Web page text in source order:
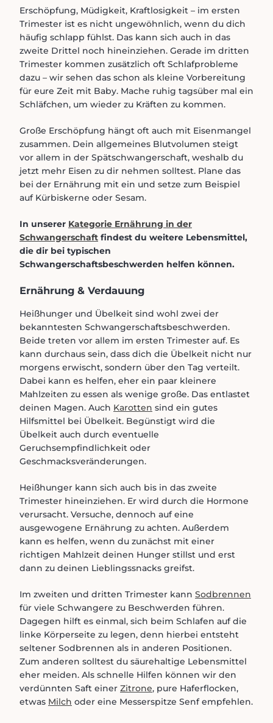
Erschöpfung, Müdigkeit, Kraftlosigkeit – im ersten
Trimester ist es nicht ungewöhnlich, wenn du dich
häufig schlapp fühlst. Das kann sich auch in das
zweite Drittel noch hineinziehen. Gerade im dritten
Trimester kommen zusätzlich oft Schlafprobleme
dazu – wir sehen das schon als kleine Vorbereitung
für eure Zeit mit Baby. Mache ruhig tagsüber mal ein
Schläfchen, um wieder zu Kräften zu kommen.
Große Erschöpfung hängt oft auch mit Eisenmangel
zusammen. Dein allgemeines Blutvolumen steigt
vor allem in der Spätschwangerschaft, weshalb du
jetzt mehr Eisen zu dir nehmen solltest. Plane das
bei der Ernährung mit ein und setze zum Beispiel
auf Kürbiskerne oder Sesam.
In unserer Kategorie Ernährung in der
Schwangerschaft findest du weitere Lebensmittel,
die dir bei typischen
Schwangerschaftsbeschwerden helfen können.
Ernährung & Verdauung
Heißhunger und Übelkeit sind wohl zwei der
bekanntesten Schwangerschaftsbeschwerden.
Beide treten vor allem im ersten Trimester auf. Es
kann durchaus sein, dass dich die Übelkeit nicht nur
morgens erwischt, sondern über den Tag verteilt.
Dabei kann es helfen, eher ein paar kleinere
Mahlzeiten zu essen als wenige große. Das entlastet
deinen Magen. Auch Karotten sind ein gutes
Hilfsmittel bei Übelkeit. Begünstigt wird die
Übelkeit auch durch eventuelle
Geruchsempfindlichkeit oder
Geschmacksveränderungen.
Heißhunger kann sich auch bis in das zweite
Trimester hineinziehen. Er wird durch die Hormone
verursacht. Versuche, dennoch auf eine
ausgewogene Ernährung zu achten. Außerdem
kann es helfen, wenn du zunächst mit einer
richtigen Mahlzeit deinen Hunger stillst und erst
dann zu deinen Lieblingssnacks greifst.
Im zweiten und dritten Trimester kann Sodbrennen
für viele Schwangere zu Beschwerden führen.
Dagegen hilft es einmal, sich beim Schlafen auf die
linke Körperseite zu legen, denn hierbei entsteht
seltener Sodbrennen als in anderen Positionen.
Zum anderen solltest du säurehaltige Lebensmittel
eher meiden. Als schnelle Hilfen können wir den
verdünnten Saft einer Zitrone, pure Haferflocken,
etwas Milch oder eine Messerspitze Senf empfehlen.